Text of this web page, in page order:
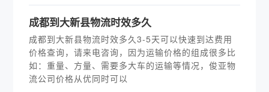
成都到大新县物流时效多久
成都到大新县物流时效多久3-5天可以快速到达费用
价格查询，请来电咨询，因为运输价格的组成很多比
如：重量、方量、需要多大车的运输等情况，俊亚物
流公司价格从优同时可以